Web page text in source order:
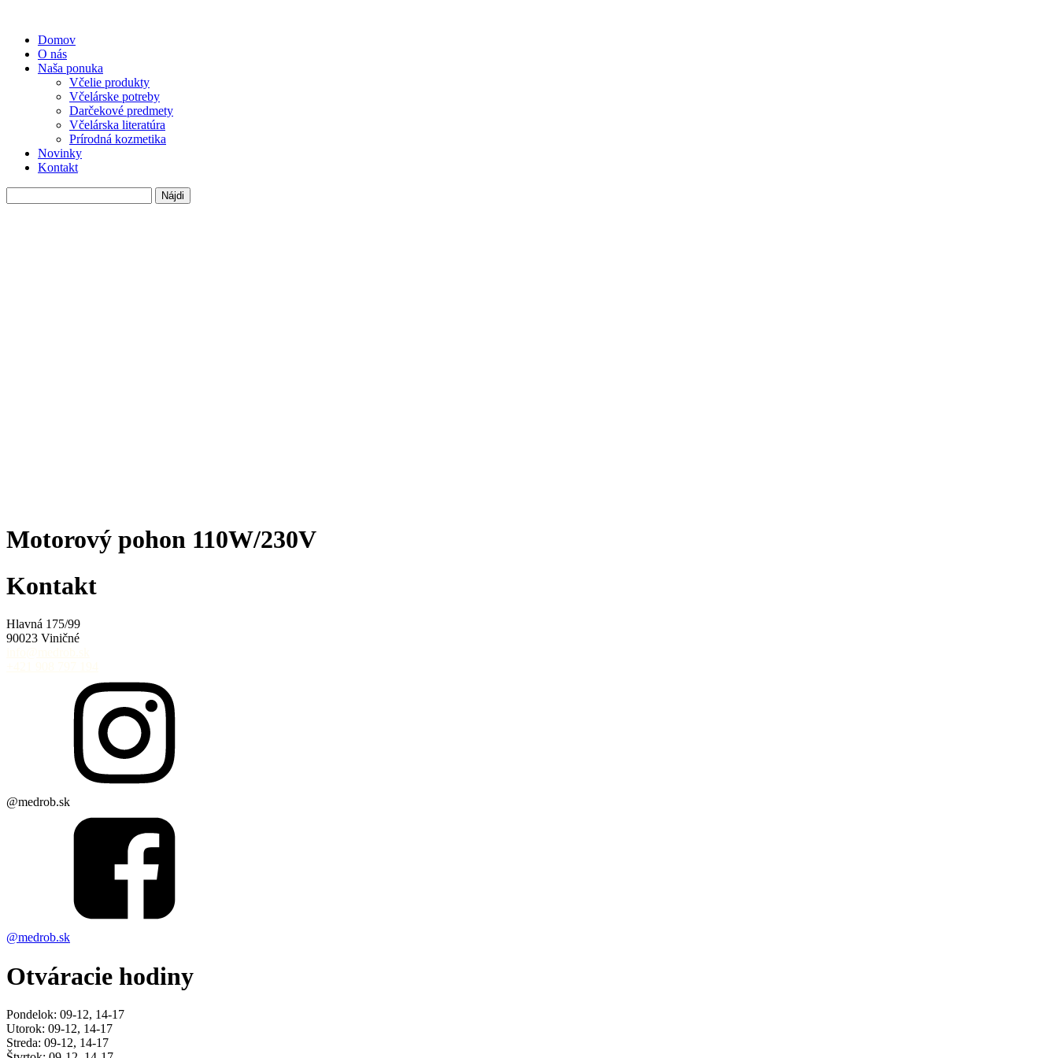
Domov
O nás
Naša ponuka
Včelie produkty
Včelárske potreby
Darčekové predmety
Včelárska literatúra
Prírodná kozmetika
Novinky
Kontakt
Motorový pohon 110W/230V
Kontakt
Hlavná 175/99
90023 Viničné
@medrob.sk
@medrob.sk
Otváracie hodiny
Pondelok: 09-12, 14-17
Utorok: 09-12, 14-17
Streda: 09-12, 14-17